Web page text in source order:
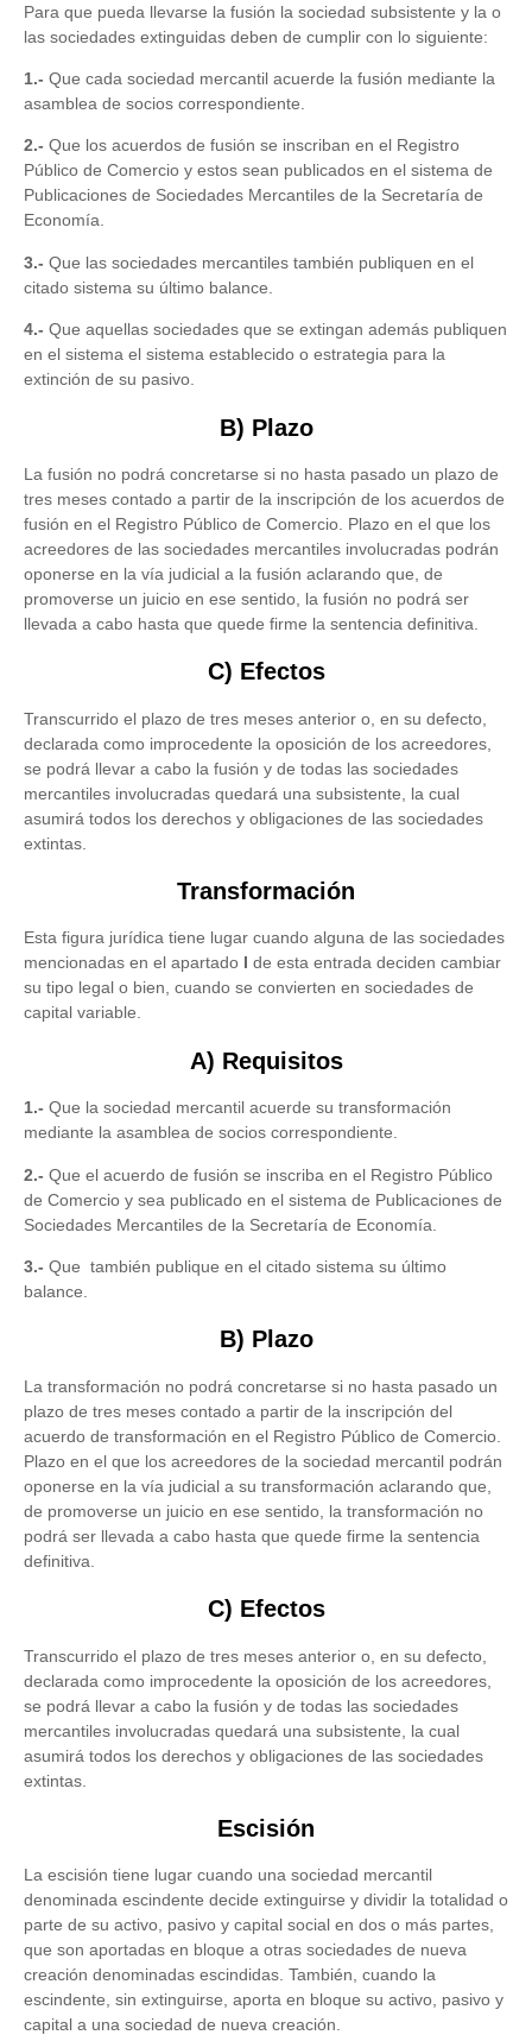
Para que pueda llevarse la fusión la sociedad subsistente y la o
las sociedades extinguidas deben de cumplir con lo siguiente:
1.- Que cada sociedad mercantil acuerde la fusión mediante la
asamblea de socios correspondiente.
2.- Que los acuerdos de fusión se inscriban en el Registro
Público de Comercio y estos sean publicados en el sistema de
Publicaciones de Sociedades Mercantiles de la Secretaría de
Economía.
3.- Que las sociedades mercantiles también publiquen en el
citado sistema su último balance.
4.- Que aquellas sociedades que se extingan además publiquen
en el sistema el sistema establecido o estrategia para la
extinción de su pasivo.
B) Plazo
La fusión no podrá concretarse si no hasta pasado un plazo de
tres meses contado a partir de la inscripción de los acuerdos de
fusión en el Registro Público de Comercio. Plazo en el que los
acreedores de las sociedades mercantiles involucradas podrán
oponerse en la vía judicial a la fusión aclarando que, de
promoverse un juicio en ese sentido, la fusión no podrá ser
llevada a cabo hasta que quede firme la sentencia definitiva.
C) Efectos
Transcurrido el plazo de tres meses anterior o, en su defecto,
declarada como improcedente la oposición de los acreedores,
se podrá llevar a cabo la fusión y de todas las sociedades
mercantiles involucradas quedará una subsistente, la cual
asumirá todos los derechos y obligaciones de las sociedades
extintas.
Transformación
Esta figura jurídica tiene lugar cuando alguna de las sociedades
mencionadas en el apartado I de esta entrada deciden cambiar
su tipo legal o bien, cuando se convierten en sociedades de
capital variable.
A) Requisitos
1.- Que la sociedad mercantil acuerde su transformación
mediante la asamblea de socios correspondiente.
2.- Que el acuerdo de fusión se inscriba en el Registro Público
de Comercio y sea publicado en el sistema de Publicaciones de
Sociedades Mercantiles de la Secretaría de Economía.
3.- Que también publique en el citado sistema su último
balance.
B) Plazo
La transformación no podrá concretarse si no hasta pasado un
plazo de tres meses contado a partir de la inscripción del
acuerdo de transformación en el Registro Público de Comercio.
Plazo en el que los acreedores de la sociedad mercantil podrán
oponerse en la vía judicial a su transformación aclarando que,
de promoverse un juicio en ese sentido, la transformación no
podrá ser llevada a cabo hasta que quede firme la sentencia
definitiva.
C) Efectos
Transcurrido el plazo de tres meses anterior o, en su defecto,
declarada como improcedente la oposición de los acreedores,
se podrá llevar a cabo la fusión y de todas las sociedades
mercantiles involucradas quedará una subsistente, la cual
asumirá todos los derechos y obligaciones de las sociedades
extintas.
Escisión
La escisión tiene lugar cuando una sociedad mercantil
denominada escindente decide extinguirse y dividir la totalidad o
parte de su activo, pasivo y capital social en dos o más partes,
que son aportadas en bloque a otras sociedades de nueva
creación denominadas escindidas. También, cuando la
escindente, sin extinguirse, aporta en bloque su activo, pasivo y
capital a una sociedad de nueva creación.